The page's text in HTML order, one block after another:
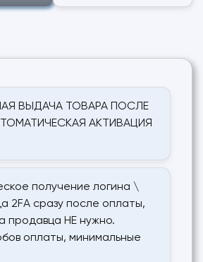
ВЫДАЧА ТОВАРА ПОСЛЕ
АКТИВАЦИЯ
получение логина \
2FA сразу после оплаты,
продавца НЕ нужно.
оплаты, минимальные